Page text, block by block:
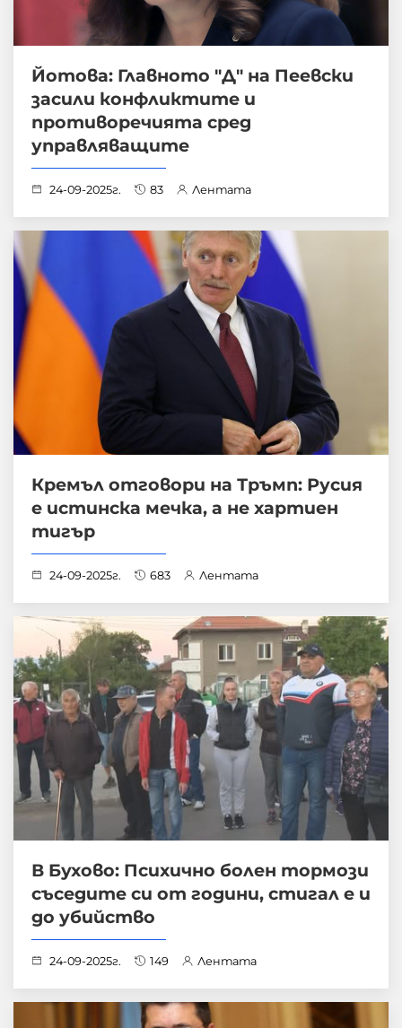
Йотова: Главното "Д" на Пеевски
засили конфликтите и
противоречията сред
управляващите
24-09-2025г. 83 Лентата
Кремъл отговори на Тръмп: Русия
е истинска мечка, а не хартиен
тигър
24-09-2025г. 683 Лентата
В Бухово: Психично болен тормози
съседите си от години, стигал е и
до убийство
24-09-2025г. 149 Лентата